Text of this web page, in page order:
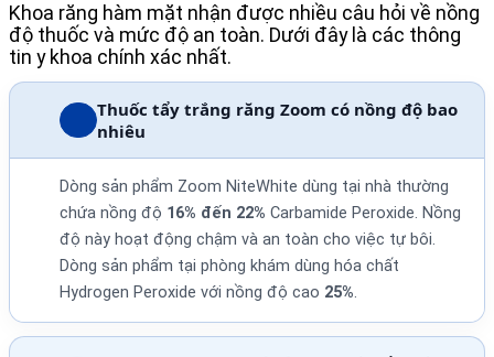
Khoa răng hàm mặt nhận được nhiều câu hỏi về nồng
độ thuốc và mức độ an toàn. Dưới đây là các thông
tin y khoa chính xác nhất.
Thuốc tẩy trắng răng Zoom có nồng độ bao
nhiêu
Dòng sản phẩm Zoom NiteWhite dùng tại nhà thường
chứa nồng độ 16% đến 22% Carbamide Peroxide. Nồng
độ này hoạt động chậm và an toàn cho việc tự bôi.
Dòng sản phẩm tại phòng khám dùng hóa chất
Hydrogen Peroxide với nồng độ cao 25%.